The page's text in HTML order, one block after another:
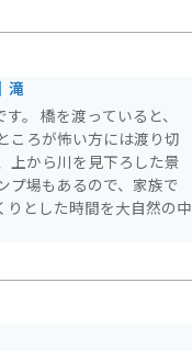
ングにも最適ですが、道
です。自然に包まれた静
滝
。 橋を渡っていると、
ころが怖い方には渡り切
上から川を見下ろした景
プ場もあるので、家族で
とした時間を大自然の中